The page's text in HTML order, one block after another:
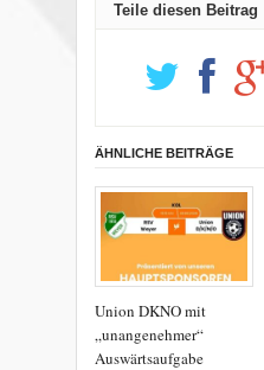
Teile diesen Beitrag
ÄHNLICHE BEITRÄGE
Union DKNO mit
„unangenehmer“
Auswärtsaufgabe